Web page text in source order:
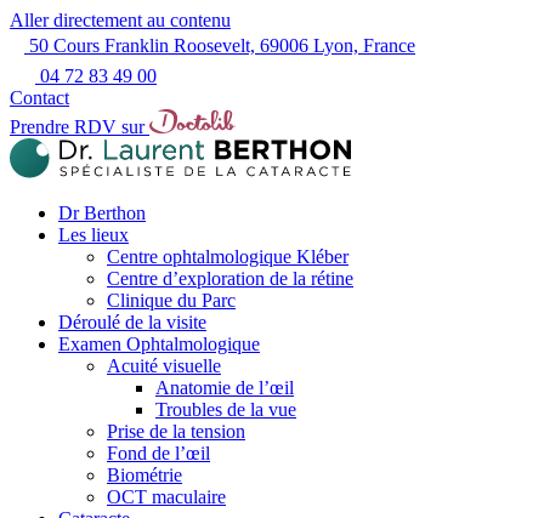
Aller directement au contenu
50 Cours Franklin Roosevelt, 69006 Lyon, France
04 72 83 49 00
Contact
Prendre RDV sur
Dr Berthon
Les lieux
Centre ophtalmologique Kléber
Centre d’exploration de la rétine
Clinique du Parc
Déroulé de la visite
Examen Ophtalmologique
Acuité visuelle
Anatomie de l’œil
Troubles de la vue
Prise de la tension
Fond de l’œil
Biométrie
OCT maculaire